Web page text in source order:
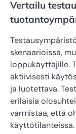
Vertailu
skenaarioissa,
loppukäyttäjille.
aktiivisesti
ja luotettava.
erilaisia
varmistaa, että
käyttötilanteissa.